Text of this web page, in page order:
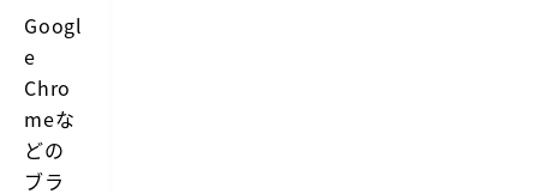
Googl
e
Chro
meな
どの
ブラ